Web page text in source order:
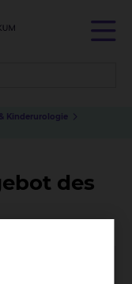
Kinderurologie
des